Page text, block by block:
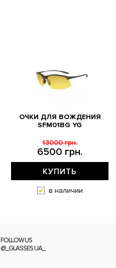
ОЧКИ ДЛЯ ВОЖДЕНИЯ
SFM01BG YG
6500 грн.
13000 грн.
КУПИТЬ
в наличии
FOLLOW US
@_GLASSES.UA_